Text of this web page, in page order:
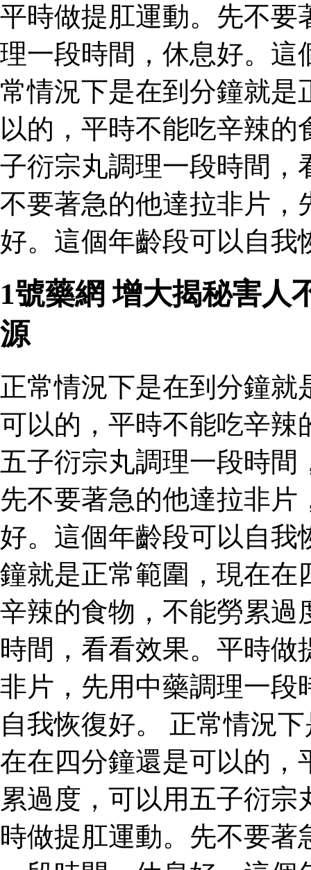
平時做提肛運動。先不要
理一段時間，休息好。這
常情況下是在到分鐘就是
以的，平時不能吃辛辣
子衍宗丸調理一段時間，
不要著急的他達拉非片，
好。這個年齡段可以自我
1號藥網 增大揭秘害人
源
正常情況下是在到分鐘
可以的，平時不能吃辛辣
五子衍宗丸調理一段時
先不要著急的他達拉非
好。這個年齡段可以自我
鐘就是正常範圍，現在在
辛辣的食物，不能勞累過
時間，看看效果。平時
非片，先用中藥調理一段
自我恢復好。 正常情況
在在四分鐘還是可以的，
累過度，可以用五子衍
時做提肛運動。先不要